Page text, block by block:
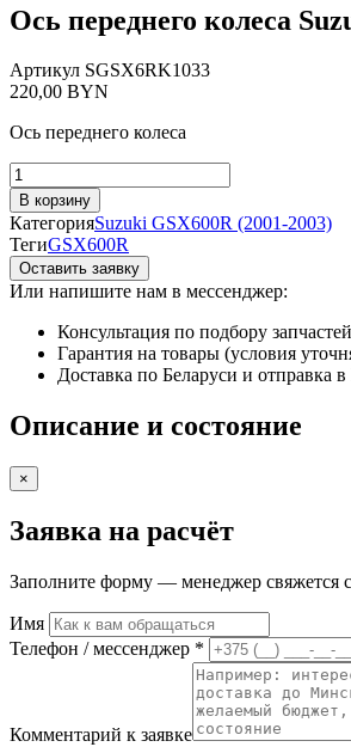
Ось переднего колеса
Артикул SGSX6RK1033
220,00 BYN
Ось переднего колеса
Количество
товара
Ось
переднего
колеса
Suzuki
GSX600R
(2001-
В корзину
КатегорияSuzuki GSX600R (2001-2003)
ТегиGSX600R
Оставить заявку
Или напишите нам в мессенджер:
Консультация по подбору запчастей
Гарантия на товары (условия
Доставка по Беларуси и отправка
Описание и состояние
×
Заявка на расчёт
Заполните форму — менеджер свяжется
Имя
Телефон / мессенджер *
Комментарий к заявке